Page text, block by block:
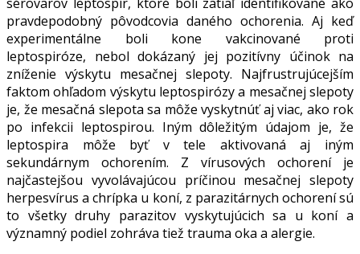
pravdepodobný pôvodcovia daného ochorenia. Aj keď
experimentálne boli kone vakcinované proti
leptospiróze, nebol dokázaný jej pozitívny účinok na
zníženie výskytu mesačnej slepoty. Najfrustrujúcejším
faktom ohľadom výskytu leptospirózy a mesačnej slepoty
je, že mesačná slepota sa môže vyskytnúť aj viac, ako rok
po infekcii leptospirou. Iným dôležitým údajom je, že
leptospira môže byť v tele aktivovaná aj iným
sekundárnym ochorením. Z vírusových ochorení je
najčastejšou vyvolávajúcou príčinou mesačnej slepoty
herpesvírus a chrípka u koní, z parazitárnych ochorení sú
to všetky druhy parazitov vyskytujúcich sa u koní a
významný podiel zohráva tiež trauma oka a alergie.